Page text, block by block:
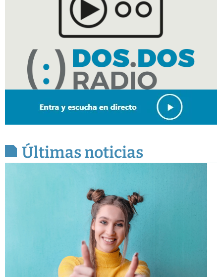
Últimas noticias